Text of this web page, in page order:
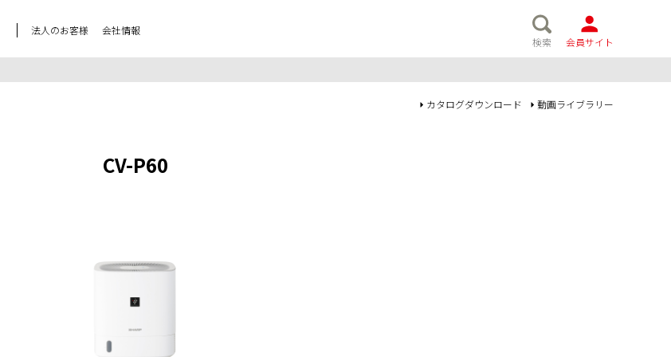
法人のお客様
会社情報
検索
会員サイト
カタログダウンロード 動画ライブラリー
CV-P60